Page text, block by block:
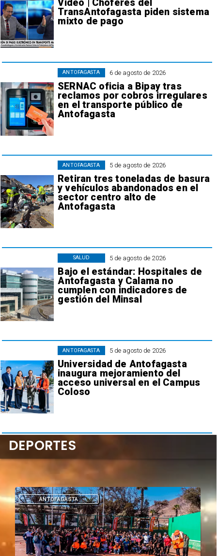
Video | Choferes del
TransAntofagasta piden sistema
mixto de pago
6 de agosto de 2026
SERNAC oficia a Bipay tras
reclamos por cobros irregulares
en el transporte público de
Antofagasta
ANTOFAGASTA
5 de agosto de 2026
Retiran tres toneladas de basura
y vehículos abandonados en el
sector centro alto de
Antofagasta
ANTOFAGASTA
5 de agosto de 2026
Bajo el estándar: Hospitales de
Antofagasta y Calama no
cumplen con indicadores de
gestión del Minsal
SALUD
5 de agosto de 2026
Universidad de Antofagasta
inaugura mejoramiento del
acceso universal en el Campus
Coloso
ANTOFAGASTA
DEPORTES
DEPORTES